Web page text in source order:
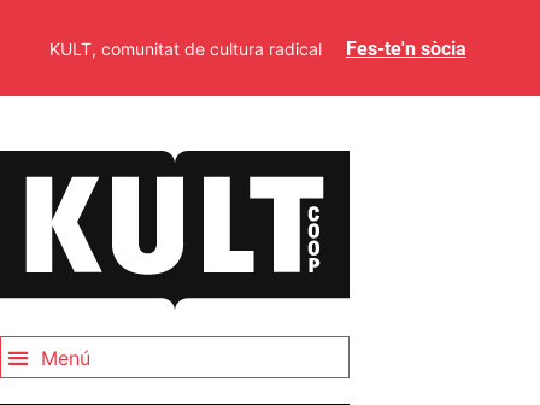
KULT, comunitat de cultura radical Fes-te'n sòcia